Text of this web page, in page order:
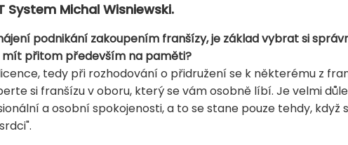
System Michal Wisniewski.
podnikání zakoupením franšízy, je základ vybrat si
mít přitom především na paměti?
tedy při rozhodování o přidružení se k některému z
si franšízu v oboru, který se vám osobně líbí. Je velmi
a osobní spokojenosti, a to se stane pouze tehdy, když